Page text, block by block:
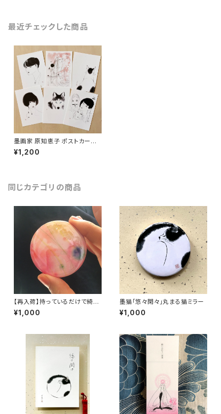
最近チェックした商品
墨画家 原知恵子 ポストカード６
枚セット A
¥1,200
同じカテゴリの商品
【再入荷】持っているだけで綺麗
になれる鏡
¥1,000
墨猫「悠々閑々」丸まる猫ミラー
¥1,000